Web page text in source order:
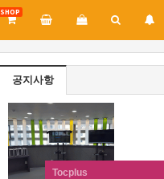
SHOP
공지사항
Tocplus